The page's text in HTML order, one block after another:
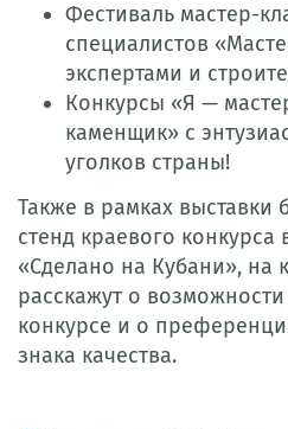
Фестиваль мастер-
специалистов
экспертами и
Конкурсы «Я —
каменщик» с
уголков страны!
Также в рамках выставки
стенд краевого конкурса
«Сделано на Кубани», на
расскажут о
конкурсе и о
знака качества.